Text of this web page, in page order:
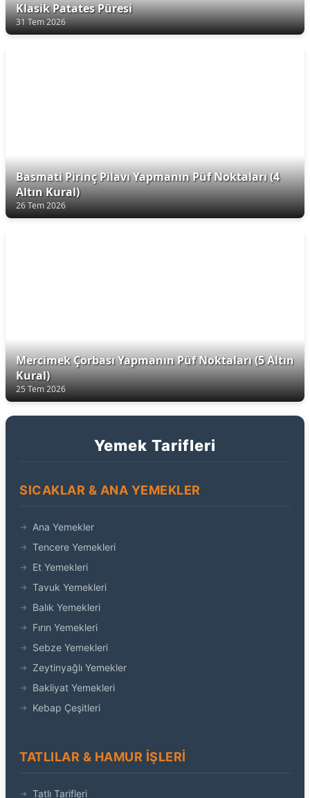
Klasik Patates Püresi
31 Tem 2026
Basmati Pirinç Pilavı Yapmanın Püf Noktaları (4
Altın Kural)
26 Tem 2026
Mercimek Çorbası Yapmanın Püf Noktaları (5 Altın
Kural)
25 Tem 2026
Yemek Tarifleri
SICAKLAR & ANA YEMEKLER
Ana Yemekler
Tencere Yemekleri
Et Yemekleri
Tavuk Yemekleri
Balık Yemekleri
Fırın Yemekleri
Sebze Yemekleri
Zeytinyağlı Yemekler
Bakliyat Yemekleri
Kebap Çeşitleri
TATLILAR & HAMUR İŞLERI
Tatlı Tarifleri